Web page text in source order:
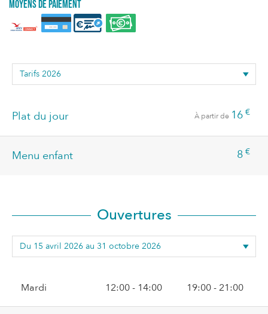
Moyens de paiement
Plat du jour À partir de 16 €
Menu enfant 8 €
Ouvertures
Mardi 12:00 - 14:00 19:00 - 21:00